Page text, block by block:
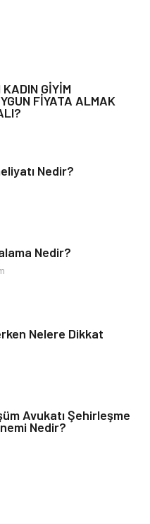
Yapı İnşaat
Mobilya
Maden ve Metal
Ambalaj
KADIN GİYİM
FİYATA ALMAK
Nedir?
Nedir?
Nelere Dikkat
Avukatı Şehirleşme
Nedir?